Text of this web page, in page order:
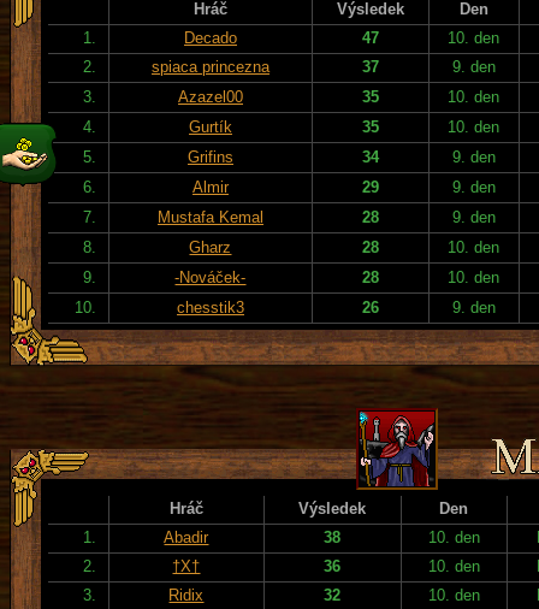
Hráč Výsledek
Den
1.
Decado 47
10. den
2.
spiaca princezna 37
9. den
3.
Azazel00 35
10. den
4.
Gurtík 35
10. den
5.
Grifins 34
9. den
6.
Almir 29
9. den
7.
Mustafa Kemal 28
9. den
8.
Gharz 28
10. den
9.
-Nováček- 28
10. den
10.
chesstik3 26 9. den
Hráč Výsledek
Den
1.
Abadir 38 10. den
2.
†X† 36 10. den
3.
Ridix 32 10. den